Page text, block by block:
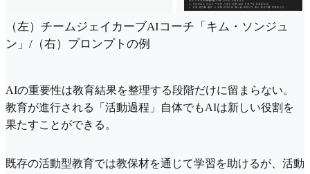
（左）チームジェイカーブAIコーチ「キム・ソンジュ
ン」/（右）プロンプトの例
AIの重要性は教育結果を整理する段階だけに留まらない。
教育が進行される「活動過程」自体でもAIは新しい役割を
果たすことができる。
既存の活動型教育では教保材を通じて学習を助けるが、活動